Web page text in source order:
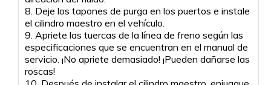
8. Deje los tapones de purga en los puertos e instale
el cilindro maestro en el vehículo.
9. Apriete las tuercas de la línea de freno según las
especificaciones que se encuentran en el manual de
servicio. ¡No apriete demasiado! ¡Pueden dañarse las
roscas!